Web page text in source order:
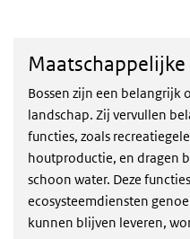
Maatschappelijke
Bossen zijn een belangrijk
landschap. Zij vervullen
functies, zoals
houtproductie, en dragen
schoon water. Deze
ecosysteemdiensten
kunnen blijven leveren,